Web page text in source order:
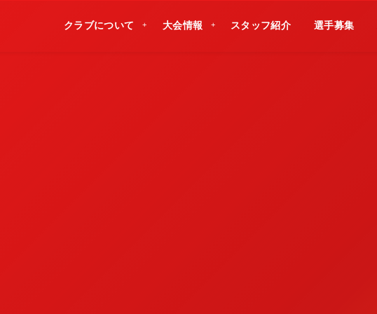
クラブについて 大会情報 スタッフ紹介 選手募集